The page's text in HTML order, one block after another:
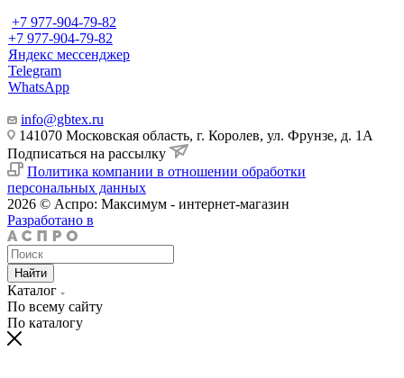
+7 977-904-79-82
+7 977-904-79-82
Яндекс мессенджер
Telegram
WhatsApp
info@gbtex.ru
141070 Московская область, г. Королев, ул. Фрунзе, д. 1А
Подписаться на рассылку
Политика компании в отношении обработки
персональных данных
2026 © Аспро: Максимум - интернет-магазин
Разработано в
Найти
Каталог
По всему сайту
По каталогу